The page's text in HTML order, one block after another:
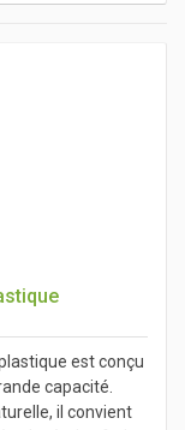
est conçu
capacité.
il convient